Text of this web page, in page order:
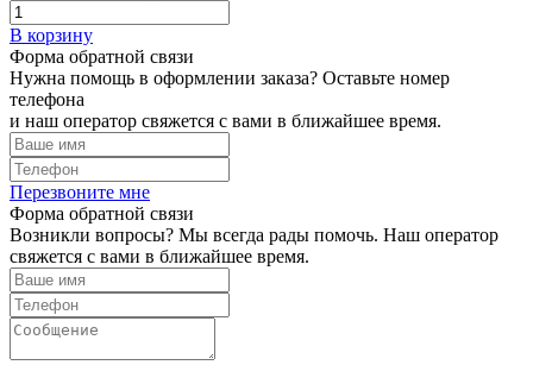
В корзину
Форма обратной связи
Нужна помощь в оформлении заказа? Оставьте номер
телефона
и наш оператор свяжется с вами в ближайшее время.
Перезвоните мне
Форма обратной связи
Возникли вопросы? Мы всегда рады помочь. Наш оператор
свяжется с вами в ближайшее время.